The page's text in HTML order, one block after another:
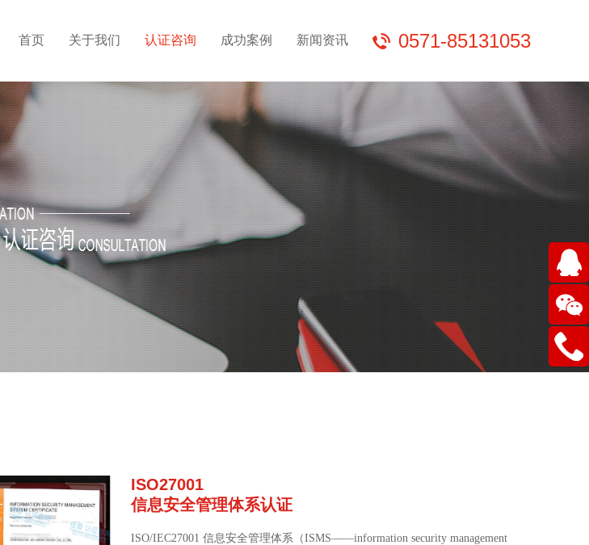
0571-85131053
首页 关于我们 认证咨询 成功案例 新闻资讯
ISO27001
信息安全管理体系认证
ISO/IEC27001 信息安全管理体系（ISMS——information security management